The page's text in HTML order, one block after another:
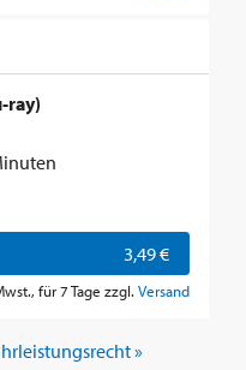
ray)
3,49 €
für 7 Tage zzgl. Versand
»